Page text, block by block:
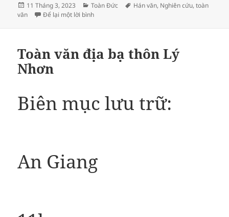
Đăng
vào
11 Tháng 3, 2023
Danh
mục
Toàn Đức Thẻ
Hán văn, Nghiên cứu,toàn
văn
Để lại một lời bìnhở Toàn văn địa bạ thôn Toàn Đức
Toàn văn địa bạ thôn Lý
Nhơn
Biên mục lưu trữ:
An Giang